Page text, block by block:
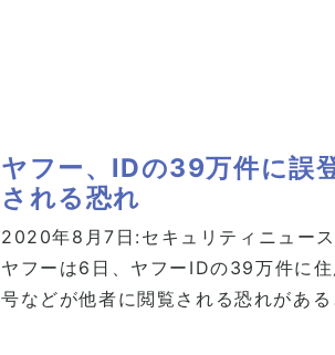
ヤフー、IDの39万件に誤
される恐れ
2020年8月7日: セキュリティニュース
ヤフーは6日、ヤフーIDの39万件に
号などが他者に閲覧される恐れがある